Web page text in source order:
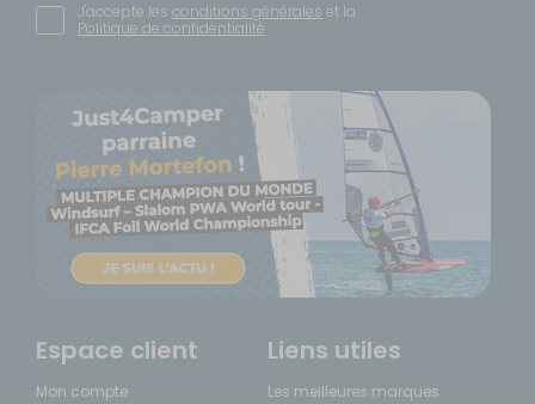
J'accepte les conditions générales et la
Politique de confidentialité
Espace client
Mon compte
Liens utiles
Les meilleures marques